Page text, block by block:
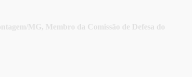
MG, Membro da Comissão de Defesa do